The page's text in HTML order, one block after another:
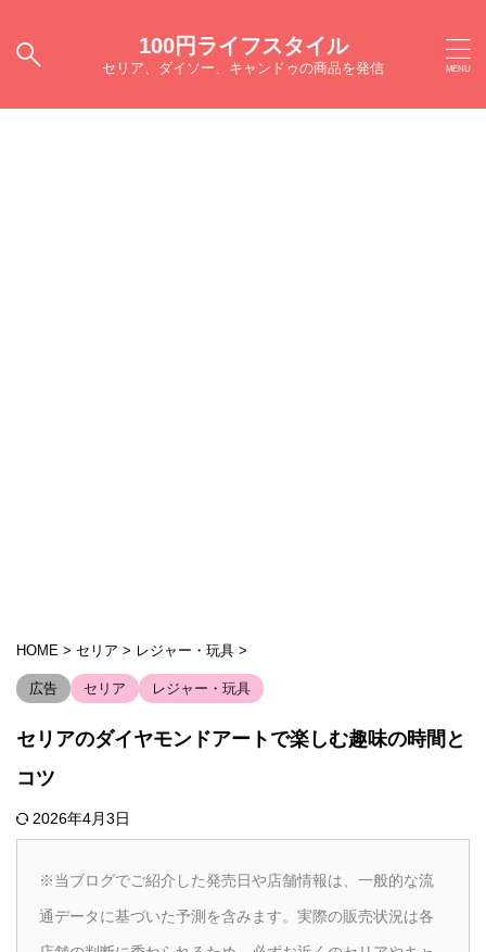
100円ライフスタイル
セリア、ダイソー、キャンドゥの商品を発信
HOME > セリア > レジャー・玩具 >
広告 セリア レジャー・玩具
セリアのダイヤモンドアートで楽しむ趣味の時間と
コツ
2026年4月3日
※当ブログでご紹介した発売日や店舗情報は、一般的な流
通データに基づいた予測を含みます。実際の販売状況は各